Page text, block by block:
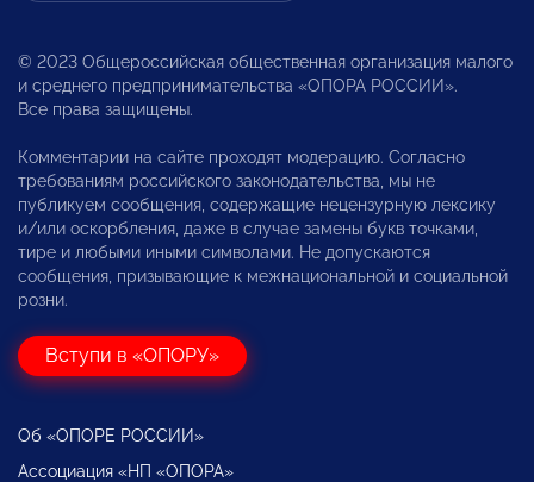
© 2023 Общероссийская общественная организация малого
и среднего предпринимательства «ОПОРА РОССИИ».
Все права защищены.
Комментарии на сайте проходят модерацию. Согласно
требованиям российского законодательства, мы не
публикуем сообщения, содержащие нецензурную лексику
и/или оскорбления, даже в случае замены букв точками,
тире и любыми иными символами. Не допускаются
сообщения, призывающие к межнациональной и социальной
розни.
Вступи в «ОПОРУ»
Об «ОПОРЕ РОССИИ»
Ассоциация «НП «ОПОРА»